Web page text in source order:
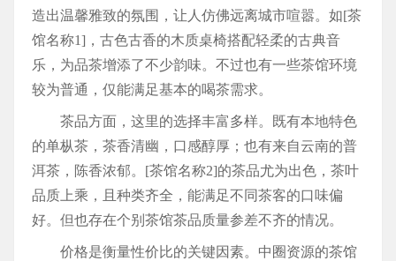
造出温馨雅致的氛围，让人仿佛远离城市喧嚣。如[茶
馆名称1]，古色古香的木质桌椅搭配轻柔的古典音
乐，为品茶增添了不少韵味。不过也有一些茶馆环境
较为普通，仅能满足基本的喝茶需求。
茶品方面，这里的选择丰富多样。既有本地特色
的单枞茶，茶香清幽，口感醇厚；也有来自云南的普
洱茶，陈香浓郁。[茶馆名称2]的茶品尤为出色，茶叶
品质上乘，且种类齐全，能满足不同茶客的口味偏
好。但也存在个别茶馆茶品质量参差不齐的情况。
价格是衡量性价比的关键因素。中圈资源的茶馆